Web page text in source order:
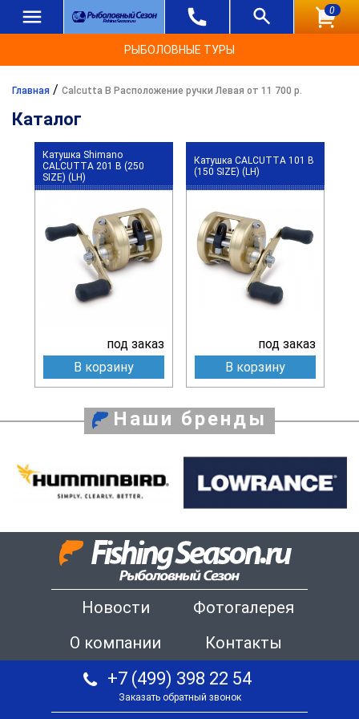
0
РЫБОЛОВНЫЕ ТУРЫ
Главная / Calcutta B Расположение ручки Левая от 11 700 р.
Каталог
Катушка Shimano
CALCUTTA 201 B (250
SIZE) (LH)
под заказ
В корзину
Катушка CALCUTTA 101 B
(150 SIZE) (LH)
под заказ
В корзину
Наши бренды
Новости
Фотогалерея
О компании
Контакты
+7 (499) 398 22 54
Заказать обратный звонок